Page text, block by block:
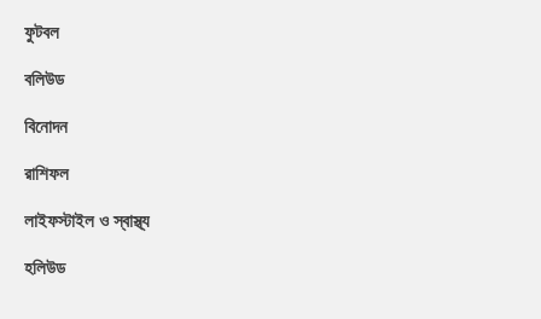
ফুটবল
বলিউড
বিনোদন
রাশিফল
লাইফস্টাইল ও স্বাস্থ্য
হলিউড